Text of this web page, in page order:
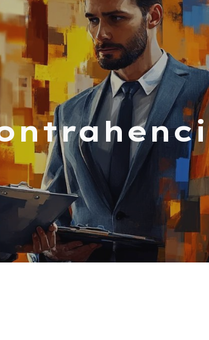
Skip to navigation